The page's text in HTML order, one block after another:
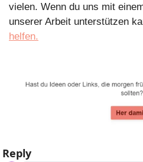
vielen. Wenn du uns mit
unserer Arbeit unterstützen
helfen.
Reply